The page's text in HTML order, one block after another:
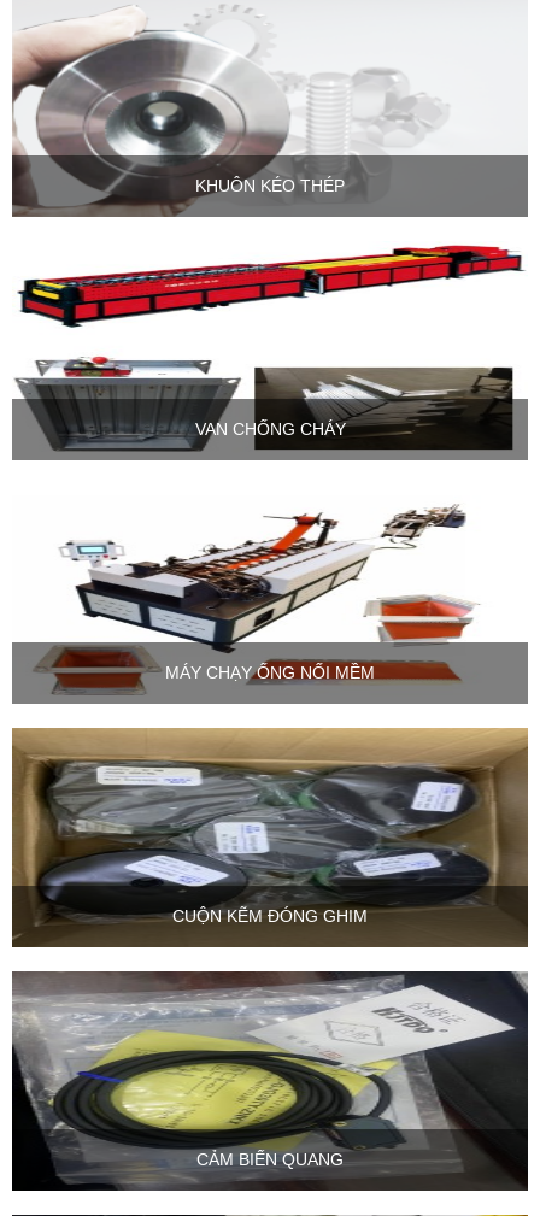
KHUÔN KÉO THÉP
VAN CHỐNG CHÁY
MÁY CHẠY ỐNG NỐI MỀM
CUỘN KẼM ĐÓNG GHIM
CẢM BIẾN QUANG